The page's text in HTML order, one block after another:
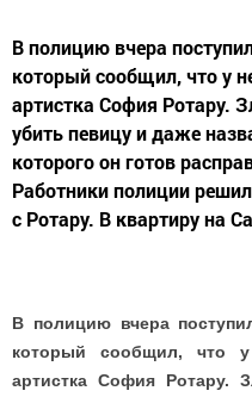
В полицию вчера
который сообщил, что у
артистка София Ротару.
убить певицу и даже
которого он готов
Работники полиции
с Ротару. В квартиру на
В полицию вчера
который сообщил, что
артистка София Ротару.